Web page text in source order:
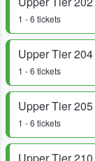
1 - 6 tickets
Upper Tier 204
1 - 6 tickets
Upper Tier 205
1 - 6 tickets